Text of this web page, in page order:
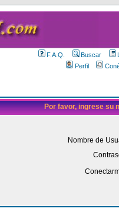
F.A.Q. Buscar
Perfil
Por favor, ingrese su
Nombre de